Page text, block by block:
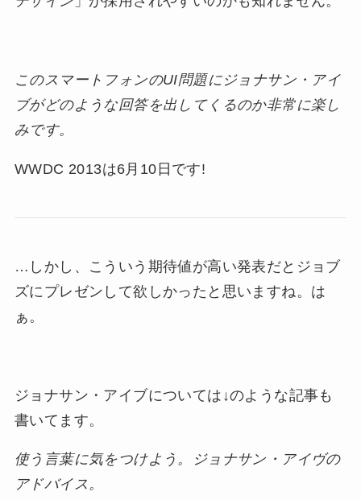
このスマートフォンのUI問題にジョナサン・アイ
ブがどのような回答を出してくるのか非常に楽し
みです。
WWDC 2013は6月10日です!
…しかし、こういう期待値が高い発表だとジョブ
ズにプレゼンして欲しかったと思いますね。は
ぁ。
ジョナサン・アイブについては↓のような記事も
書いてます。
使う言葉に気をつけよう。ジョナサン・アイヴの
アドバイス。